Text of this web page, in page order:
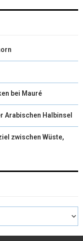
bei Mauré
Arabischen Halbinsel
zwischen Wüste,